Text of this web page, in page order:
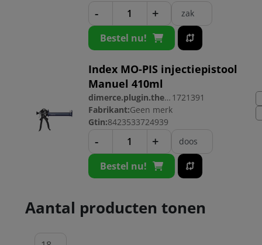
- + zak
Bestel nu!
Index MO-PIS injectiepistool
Manuel 410ml
dimerce.plugin.theme.productnr: 1721391
Fabrikant:Geen merk
Gtin:8423533724939
- + doos
Bestel nu!
Aantal producten tonen